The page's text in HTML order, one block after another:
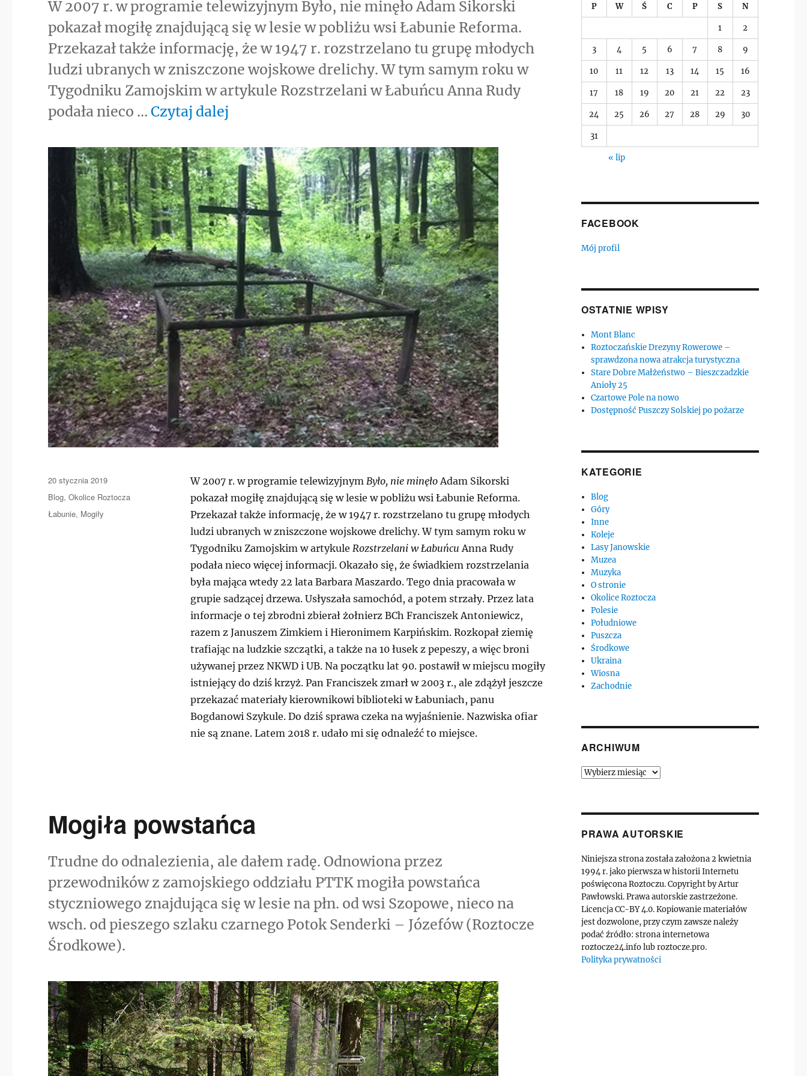
W 2007 r. w programie telewizyjnym Było, nie minęło Adam Sikorski
pokazał mogiłę znajdującą się w lesie w pobliżu wsi Łabunie Reforma.
Przekazał także informację, że w 1947 r. rozstrzelano tu grupę młodych
ludzi ubranych w zniszczone wojskowe drelichy. W tym samym roku w
Tygodniku Zamojskim w artykule Rozstrzelani w Łabuńcu Anna Rudy
podała nieco …Czytaj dalej
W 2007 r. w programie telewizyjnym Było, nie minęłoAdam Sikorski
pokazał mogiłę znajdującą się w lesie w pobliżu wsi Łabunie Reforma.
Przekazał także informację, że w 1947 r. rozstrzelano tu grupę młodych
ludzi ubranych w zniszczone wojskowe drelichy. W tym samym roku w
Tygodniku Zamojskim w artykule Rozstrzelani w Łabuńcu Anna Rudy
podała nieco więcej informacji. Okazało się, że świadkiem rozstrzelania
była mająca wtedy 22 lata Barbara Maszardo. Tego dnia pracowała w
grupie sadzącej drzewa. Usłyszała samochód, a potem strzały. Przez lata
informacje o tej zbrodni zbierał żołnierz BCh Franciszek Antoniewicz,
razem z Januszem Zimkiem i Hieronimem Karpińskim. Rozkopał ziemię
trafiając na ludzkie szczątki, a także na 10 łusek z pepeszy, a więc broni
używanej przez NKWD i UB. Na początku lat 90. postawił w miejscu mogiły
istniejący do dziś krzyż. Pan Franciszek zmarł w 2003 r., ale zdążył jeszcze
przekazać materiały kierownikowi biblioteki w Łabuniach, panu
Bogdanowi Szykule. Do dziś sprawa czeka na wyjaśnienie. Nazwiska ofiar
nie są znane. Latem 2018 r. udało mi się odnaleźć to miejsce.
Data
publikacji
20 stycznia 2019
Kategorie
Blog,Okolice Roztocza
Tagi
Łabunie, Mogiły
Mogiła powstańca
Trudne do odnalezienia, ale dałem radę. Odnowiona przez
przewodników z zamojskiego oddziału PTTK mogiła powstańca
styczniowego znajdująca się w lesie na płn. od wsi Szopowe, nieco na
wsch. od pieszego szlaku czarnego Potok Senderki – Józefów (Roztocze
Środkowe).
P W Ś C P S N
1 2
3 4 5 6 7 8 9
10 11 12 13 14 15 16
17 18 19 20 21 22 23
24 25 26 27 28 29 30
31
« lip
FACEBOOK
Mój profil
OSTATNIE WPISY
Mont Blanc
Roztoczańskie Drezyny Rowerowe –
sprawdzona nowa atrakcja turystyczna
Stare Dobre Małżeństwo – Bieszczadzkie
Anioły 25
Czartowe Pole na nowo
Dostępność Puszczy Solskiej po pożarze
KATEGORIE
Blog
Góry
Inne
Koleje
Lasy Janowskie
Muzea
Muzyka
O stronie
Okolice Roztocza
Polesie
Południowe
Puszcza
Środkowe
Ukraina
Wiosna
Zachodnie
ARCHIWUM
Archiwum
PRAWA AUTORSKIE
Niniejsza strona została założona 2 kwietnia
1994 r. jako pierwsza w historii Internetu
poświęcona Roztoczu. Copyright by Artur
Pawłowski. Prawa autorskie zastrzeżone.
Licencja CC-BY 4.0. Kopiowanie materiałów
jest dozwolone, przy czym zawsze należy
podać źródło: strona internetowa
roztocze24.info lub roztocze.pro.
Polityka prywatności